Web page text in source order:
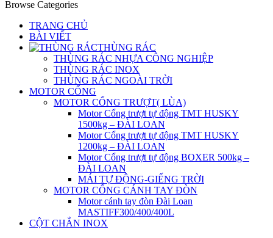
Browse Categories
TRANG CHỦ
BÀI VIẾT
THÙNG RÁC
THÙNG RÁC NHỰA CÔNG NGHIỆP
THÙNG RÁC INOX
THÙNG RÁC NGOÀI TRỜI
MOTOR CỔNG
MOTOR CỔNG TRƯỢT( LÙA)
Motor Cổng trượt tự động TMT HUSKY
1500kg – ĐÀI LOAN
Motor Cổng trượt tự động TMT HUSKY
1200kg – ĐÀI LOAN
Motor Cổng trượt tự động BOXER 500kg –
ĐÀI LOAN
MÁI TỰ ĐỘNG-GIẾNG TRỜI
MOTOR CỔNG CÁNH TAY ĐÒN
Motor cánh tay đòn Đài Loan
MASTIFF300/400/400L
CỘT CHẮN INOX